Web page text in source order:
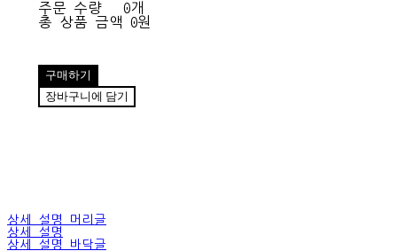
주문 수량
0개
총 상품 금액
0원
구매하기
장바구니에 담기
상세 설명 머리글
상세 설명
상세 설명 바닥글